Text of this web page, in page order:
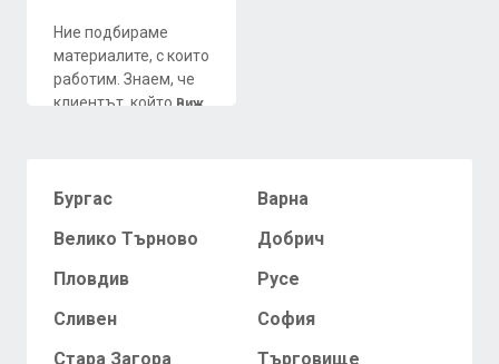
Ние подбираме
материалите, с които
работим. Знаем, че
клиентът, който Виж
Бургас
Варна
Велико Търново
Добрич
Пловдив
Русе
Сливен
София
Стара Загора
Търговище